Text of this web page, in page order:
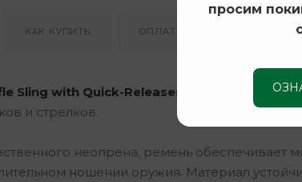
КАК КУПИТЬ ОПЛАТА И ДОСТАВКА
Sling with Quick-Releases арт. 011100039—
и стрелков.
неопрена, ремень обеспечивает
ношении оружия. Материал
просим